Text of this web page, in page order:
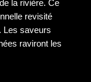
la rivière. Ce
revisité
Les saveurs
raviront les